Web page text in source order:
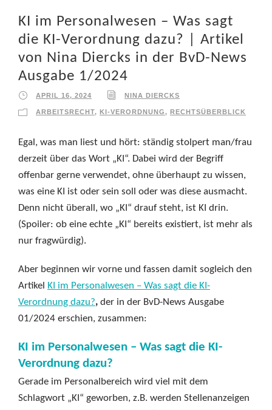
KI im Personalwesen – Was sagt
die KI-Verordnung dazu? | Artikel
von Nina Diercks in der BvD-News
Ausgabe 1/2024
APRIL 16, 2024 NINA DIERCKS
ARBEITSRECHT, KI-VERORDNUNG, RECHTSÜBERBLICK
Egal, was man liest und hört: ständig stolpert man/frau
derzeit über das Wort „KI“. Dabei wird der Begriff
offenbar gerne verwendet, ohne überhaupt zu wissen,
was eine KI ist oder sein soll oder was diese ausmacht.
Denn nicht überall, wo „KI“ drauf steht, ist KI drin.
(Spoiler: ob eine echte „KI“ bereits existiert, ist mehr als
nur fragwürdig).
Aber beginnen wir vorne und fassen damit sogleich den
Artikel KI im Personalwesen – Was sagt die KI-
Verordnung dazu?, der in der BvD-News Ausgabe
01/2024 erschien, zusammen:
KI im Personalwesen – Was sagt die KI-
Verordnung dazu?
Gerade im Personalbereich wird viel mit dem
Schlagwort „KI“ geworben, z.B. werden Stellenanzeigen